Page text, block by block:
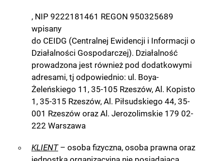
, NIP 9222181461 REGON 950325689
wpisany
do CEIDG (Centralnej Ewidencji i Informacji o
Działalności Gospodarczej). Działalność
prowadzona jest również pod dodatkowymi
adresami, tj odpowiednio: ul. Boya-
Żeleńskiego 11, 35-105 Rzeszów, Al. Kopisto
1, 35-315 Rzeszów, Al. Piłsudskiego 44, 35-
001 Rzeszów oraz Al. Jerozolimskie 179 02-
222 Warszawa
KLIENT– osoba fizyczna, osoba prawna oraz